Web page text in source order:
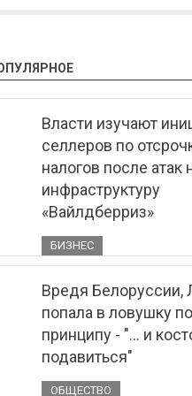
Власти изучают
селлеров по
налогов после атак
инфраструктуру
«Вайлдберриз»
БИЗНЕС
Вредя Белоруссии,
попала в ловушку по
принципу - "... и
подавиться"
ОБЩЕСТВО